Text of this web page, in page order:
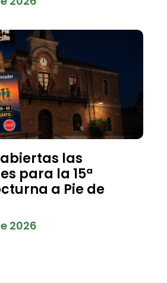
las
para la 15ª
a Pie de
2026